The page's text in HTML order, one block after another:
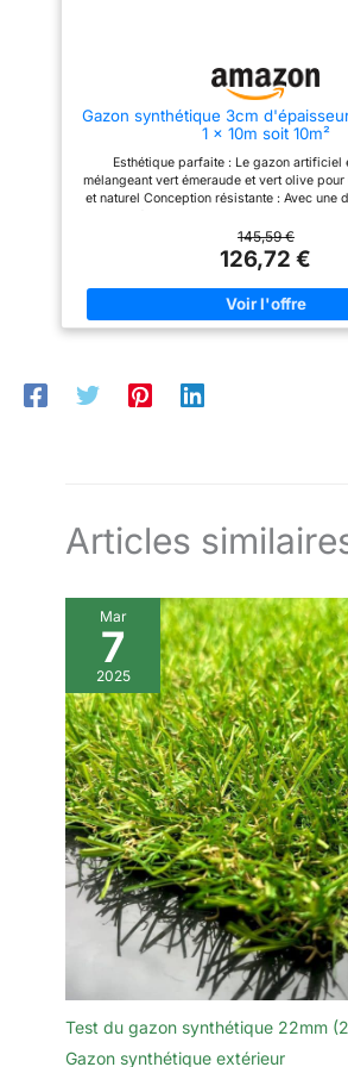
Gazon synthétique 3cm
1 x 10m soit 10m²
Esthétique parfaite : Le gazon artificiel
mélangeant vert émeraude et vert olive
et naturel Conception résistante : Avec une
grande durabilité face aux intempéries
fibres du gazon, en polyéthylène, offrent
toucher pour un confort optimal Facilité
composition, le nettoyage de ce gazon
simplement avec un jet d'eau Adaptabilité à
peut être coupé à la dimension
145,59 €
126,72 €
Articles
Mar
7
2025
Test du gazon synthétique 22mm
Gazon synthétique extérieur